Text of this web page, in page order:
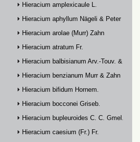
Hieracium amplexicaule L.
Hieracium aphyllum Nägeli & Peter
Hieracium arolae (Murr) Zahn
Hieracium atratum Fr.
Hieracium balbisianum Arv.-Touv. & Briq.
Hieracium benzianum Murr & Zahn
Hieracium bifidum Hornem.
Hieracium bocconei Griseb.
Hieracium bupleuroides C. C. Gmel.
Hieracium caesium (Fr.) Fr.